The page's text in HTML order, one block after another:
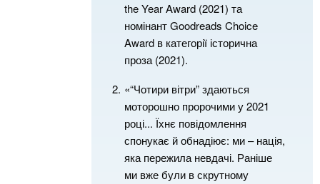
the Year Award (2021) та
номінант Goodreads Choice
Award в категорії історична
проза (2021).
«“Чотири вітри” здаються
моторошно пророчими у 2021
році... Їхнє повідомлення
спонукає й обнадіює: ми – нація,
яка пережила невдачі. Раніше
ми вже були в скрутному